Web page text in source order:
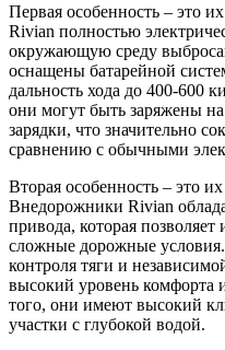
Первая особенность – это
Rivian полностью
окружающую среду
оснащены батарейной
дальность хода до 400-600
они могут быть заряжены
зарядки, что значительно
сравнению с обычными
Вторая особенность – это
Внедорожники Rivian
привода, которая позволяет
сложные дорожные
контроля тяги и
высокий уровень комфорта
того, они имеют высокий
участки с глубокой водой.